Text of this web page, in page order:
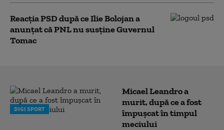
Reacția PSD după ce Ilie Bolojan a
anunțat că PNL nu susține Guvernul
Tomac
DIGI SPORT
Micael Leandro a
murit, după ce a fost
împușcat în timpul
meciului